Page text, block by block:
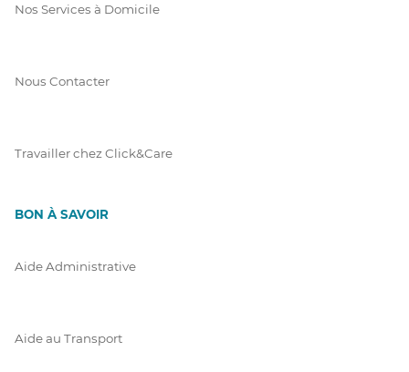
Nos Services à Domicile
Nous Contacter
Travailler chez Click&Care
BON À SAVOIR
Aide Administrative
Aide au Transport